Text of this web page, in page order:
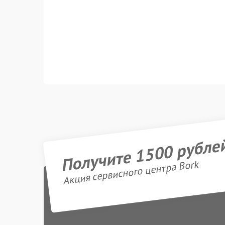
Получите 1500
Акция сервисного центра Bork